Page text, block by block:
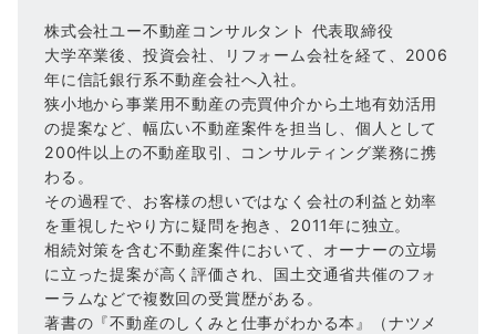
株式会社ユー不動産コンサルタント 代表取締役
大学卒業後、投資会社、リフォーム会社を経て、2006
年に信託銀行系不動産会社へ入社。
狭小地から事業用不動産の売買仲介から土地有効活用
の提案など、幅広い不動産案件を担当し、個人として
200件以上の不動産取引、コンサルティング業務に携
わる。
その過程で、お客様の想いではなく会社の利益と効率
を重視したやり方に疑問を抱き、2011年に独立。
相続対策を含む不動産案件において、オーナーの立場
に立った提案が高く評価され、国土交通省共催のフォ
ーラムなどで複数回の受賞歴がある。
著書の『不動産のしくみと仕事がわかる本』（ナツメ